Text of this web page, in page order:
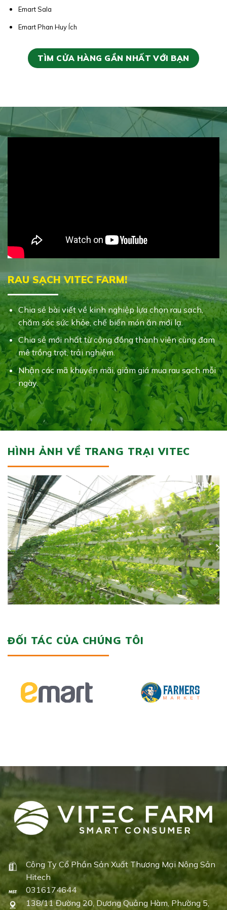
Emart Sala
Emart Phan Huy Ích
TÌM CỬA HÀNG GẦN NHẤT VỚI BẠN
RAU SẠCH VITEC FARM!
Chia sẻ bài viết về kinh nghiệp lựa chọn rau sạch,
chăm sóc sức khỏe, chế biến món ăn mới lạ.
Chia sẻ mới nhất từ cộng đồng thành viên cùng đam
mê trồng trọt, trải nghiệm.
Nhận các mã khuyến mãi, giảm giá mua rau sạch mỗi
ngày.
HÌNH ẢNH VỀ TRANG TRẠI VITEC
ĐỐI TÁC CỦA CHÚNG TÔI
Công Ty Cổ Phần Sản Xuất Thương Mại Nông Sản
Hitech
0316174644
138/11 Đường 20, Dương Quảng Hàm, Phường 5,